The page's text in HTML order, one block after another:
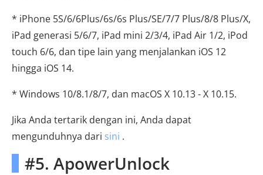
* iPhone 5S/6/6Plus/6s/6s Plus/SE/7/7 Plus/8/8 Plus/X,
iPad generasi 5/6/7, iPad mini 2/3/4, iPad Air 1/2, iPod
touch 6/6, dan tipe lain yang menjalankan iOS 12
hingga iOS 14.
* Windows 10/8.1/8/7, dan macOS X 10.13 - X 10.15.
Jika Anda tertarik dengan ini, Anda dapat
mengunduhnya dari sini .
#5. ApowerUnlock